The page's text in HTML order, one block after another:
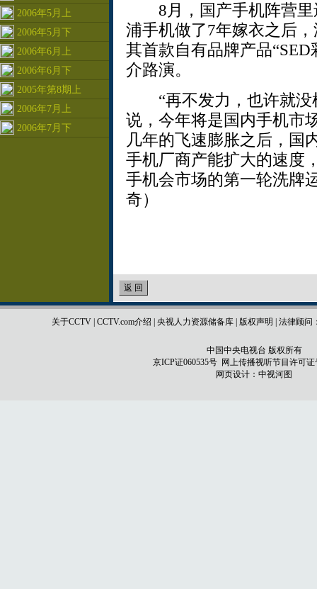
2006年5月上
2006年5月下
2006年6月上
2006年6月下
2005年第8期上
2006年7月上
2006年7月下
8月，国产手机阵营里
浦手机做了7年嫁衣之后
其首款自有品牌产品
介路演。
“再不发力，也许就没
说，今年将是国内手机市
几年的飞速膨胀之后，国
手机厂商产能扩大的速度
手机会市场的第一轮洗牌
奇）
关于CCTV| CCTV.com介绍 央视人力资源储备库| 版权声明 法律顾问
中国中央电视台 版权所有
京ICP证060535号 网上传播视听节目许可证
网页设计： 中视河图